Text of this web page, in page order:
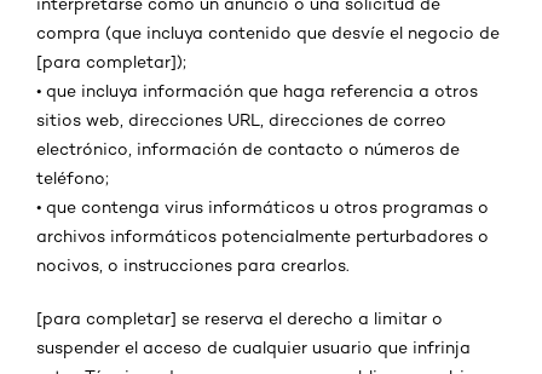
compra (que incluya contenido que desvíe el negocio de
[para completar]);
• que incluya información que haga referencia a otros
sitios web, direcciones URL, direcciones de correo
electrónico, información de contacto o números de
teléfono;
• que contenga virus informáticos u otros programas o
archivos informáticos potencialmente perturbadores o
nocivos, o instrucciones para crearlos.
[para completar] se reserva el derecho a limitar o
suspender el acceso de cualquier usuario que infrinja